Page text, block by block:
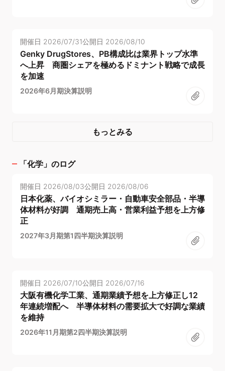
開催日 2026/07/31公開日 2026/08/10
Genky DrugStores、PB構成比は業界トップ水準
へ上昇 商圏シェアを極めるドミナント戦略で成長
を加速
2026年6月期決算説明
もっとみる
「化学 」のログ
開催日 2026/08/03公開日 2026/08/06
日本化薬、バイオシミラー・自動車安全部品・半導
体材料が好調 通期売上高・営業利益予想を上方修
正
2027年3月期第1四半期決算説明
開催日 2026/07/10公開日 2026/07/16
大阪有機化学工業、通期業績予想を上方修正し12
年連続増配へ 半導体材料の需要拡大で好調な業績
を維持
2026年11月期第2四半期決算説明